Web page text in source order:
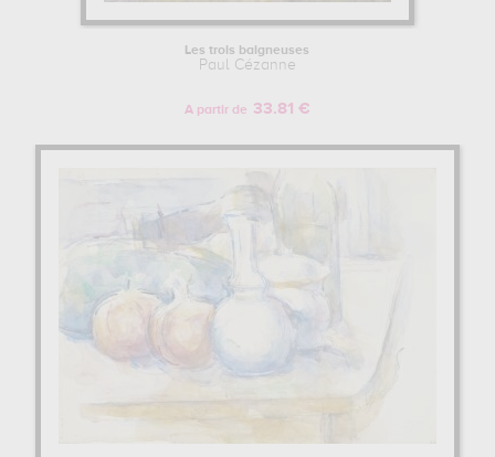
Les trois baigneuses
Paul Cézanne
A partir de 33.81 €